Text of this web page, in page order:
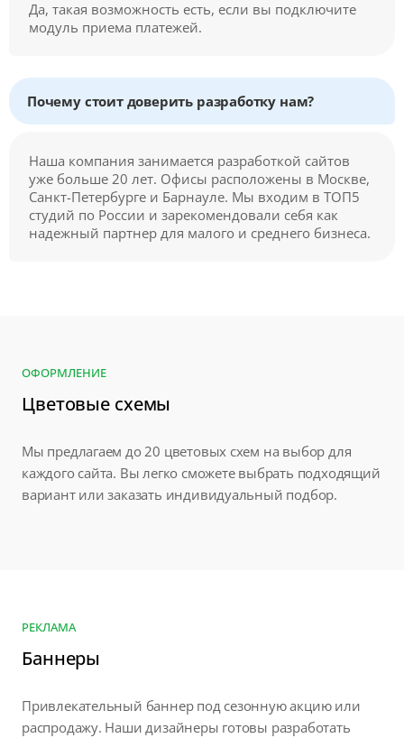
Да, такая возможность есть, если вы подключите
модуль приема платежей.
Почему стоит доверить разработку нам?
Наша компания занимается разработкой сайтов
уже больше 20 лет. Офисы расположены в Москве,
Санкт-Петербурге и Барнауле. Мы входим в ТОП5
студий по России и зарекомендовали себя как
надежный партнер для малого и среднего бизнеса.
ОФОРМЛЕНИЕ
Цветовые схемы
Мы предлагаем до 20 цветовых схем на выбор для
каждого сайта. Вы легко сможете выбрать подходящий
вариант или заказать индивидуальный подбор.
РЕКЛАМА
Баннеры
Привлекательный баннер под сезонную акцию или
распродажу. Наши дизайнеры готовы разработать